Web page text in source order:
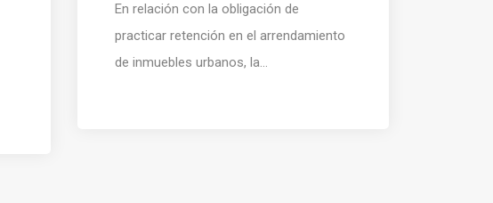
En relación con la obligación de
practicar retención en el arrendamiento
de inmuebles urbanos, la...